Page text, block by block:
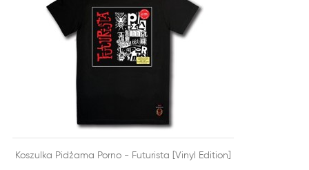
DODAJ DO KOSZYKA SZYBKI PODGLĄD
Koszulka Pidżama Porno - Futurista [vinyl Edition]